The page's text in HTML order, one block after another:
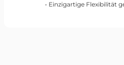
• Einzigartige Flexibilität